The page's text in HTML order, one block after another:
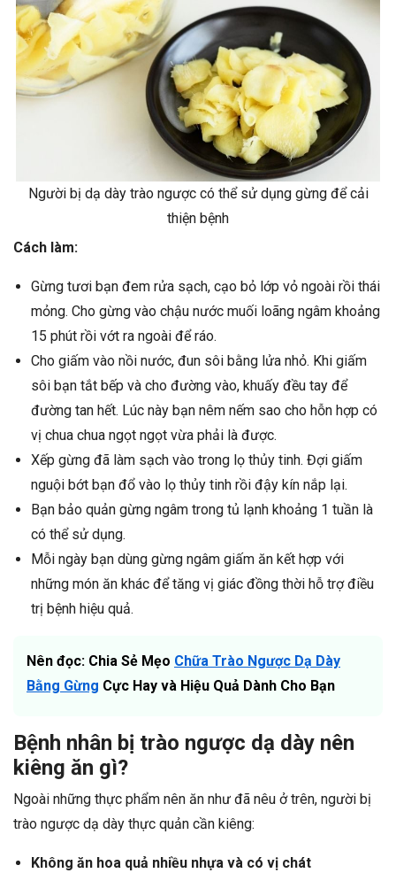
Người bị dạ dày trào ngược có thể sử dụng gừng để cải
thiện bệnh
Cách làm:
Gừng tươi bạn đem rửa sạch, cạo bỏ lớp vỏ ngoài rồi thái
mỏng. Cho gừng vào chậu nước muối loãng ngâm khoảng
15 phút rồi vớt ra ngoài để ráo.
Cho giấm vào nồi nước, đun sôi bằng lửa nhỏ. Khi giấm
sôi bạn tắt bếp và cho đường vào, khuấy đều tay để
đường tan hết. Lúc này bạn nêm nếm sao cho hỗn hợp có
vị chua chua ngọt ngọt vừa phải là được.
Xếp gừng đã làm sạch vào trong lọ thủy tinh. Đợi giấm
nguội bớt bạn đổ vào lọ thủy tinh rồi đậy kín nắp lại.
Bạn bảo quản gừng ngâm trong tủ lạnh khoảng 1 tuần là
có thể sử dụng.
Mỗi ngày bạn dùng gừng ngâm giấm ăn kết hợp với
những món ăn khác để tăng vị giác đồng thời hỗ trợ điều
trị bệnh hiệu quả.
Nên đọc: Chia Sẻ Mẹo Chữa Trào Ngược Dạ Dày
Bằng Gừng Cực Hay và Hiệu Quả Dành Cho Bạn
Bệnh nhân bị trào ngược dạ dày nên
kiêng ăn gì?
Ngoài những thực phẩm nên ăn như đã nêu ở trên, người bị
trào ngược dạ dày thực quản cần kiêng:
Không ăn hoa quả nhiều nhựa và có vị chát